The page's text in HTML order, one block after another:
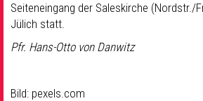
Seiteneingang der Saleskirche (Nordstr./
Jülich statt.
Pfr. Hans-Otto von Danwitz
Bild: pexels.com